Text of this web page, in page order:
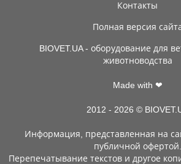
Контакты
Полная версия
BIOVET.UA - оборудование для
животноводства
Made with ❤
2012 - 2026 ©
Информация, представленная на
публичной офертой.
Перепечатывание текстов и другое